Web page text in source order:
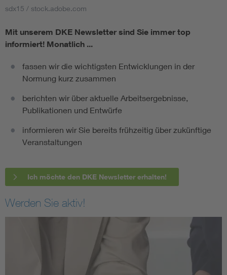
sdx15 / stock.adobe.com
Mit unserem DKE Newsletter sind Sie immer top
informiert! Monatlich ...
fassen wir die wichtigsten Entwicklungen in der
Normung kurz zusammen
berichten wir über aktuelle Arbeitsergebnisse,
Publikationen und Entwürfe
informieren wir Sie bereits frühzeitig über zukünftige
Veranstaltungen
Ich möchte den DKE Newsletter erhalten!
Werden Sie aktiv!